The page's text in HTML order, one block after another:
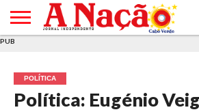
E DE
COOKIES
DE
UTILIZAÇÃO
PUB
POLÍTICA
Política: Eugénio